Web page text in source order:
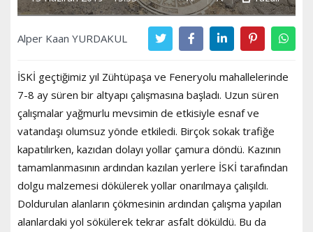
Alper Kaan YURDAKUL
İSKİ geçtiğimiz yıl Zühtüpaşa ve Feneryolu mahallelerinde
7-8 ay süren bir altyapı çalışmasına başladı. Uzun süren
çalışmalar yağmurlu mevsimin de etkisiyle esnaf ve
vatandaşı olumsuz yönde etkiledi. Birçok sokak trafiğe
kapatılırken, kazıdan dolayı yollar çamura döndü. Kazının
tamamlanmasının ardından kazılan yerlere İSKİ tarafından
dolgu malzemesi dökülerek yollar onarılmaya çalışıldı.
Doldurulan alanların çökmesinin ardından çalışma yapılan
alanlardaki yol sökülerek tekrar asfalt döküldü. Bu da